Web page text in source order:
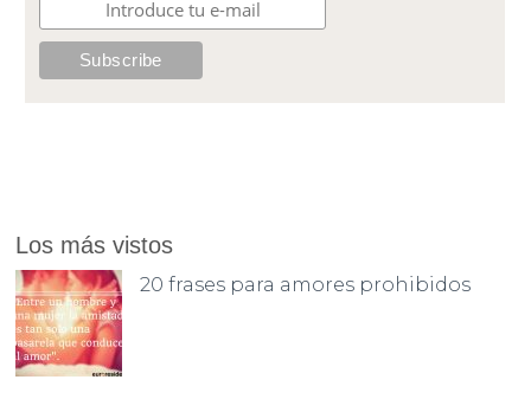
Los más vistos
20 frases para amores prohibidos